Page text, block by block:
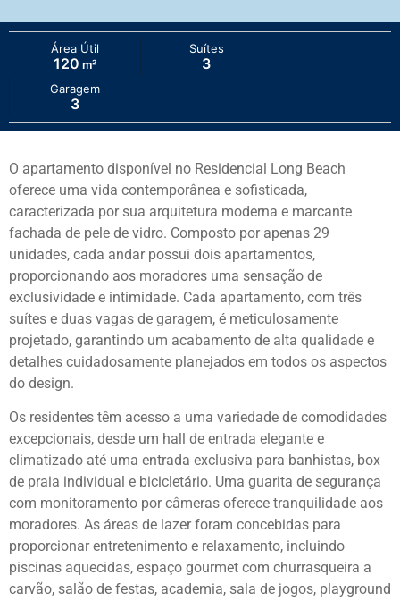
Área Útil
120 m²
Suítes
3
Garagem
3
O apartamento disponível no Residencial Long Beach
oferece uma vida contemporânea e sofisticada,
caracterizada por sua arquitetura moderna e marcante
fachada de pele de vidro. Composto por apenas 29
unidades, cada andar possui dois apartamentos,
proporcionando aos moradores uma sensação de
exclusividade e intimidade. Cada apartamento, com três
suítes e duas vagas de garagem, é meticulosamente
projetado, garantindo um acabamento de alta qualidade e
detalhes cuidadosamente planejados em todos os aspectos
do design.
Os residentes têm acesso a uma variedade de comodidades
excepcionais, desde um hall de entrada elegante e
climatizado até uma entrada exclusiva para banhistas, box
de praia individual e bicicletário. Uma guarita de segurança
com monitoramento por câmeras oferece tranquilidade aos
moradores. As áreas de lazer foram concebidas para
proporcionar entretenimento e relaxamento, incluindo
piscinas aquecidas, espaço gourmet com churrasqueira a
carvão, salão de festas, academia, sala de jogos, playground